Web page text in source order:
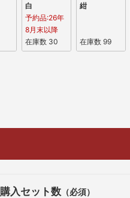
白
予約品:26年
8月末以降
在庫数 30
紺
在庫数 99
購入セット数（必須）